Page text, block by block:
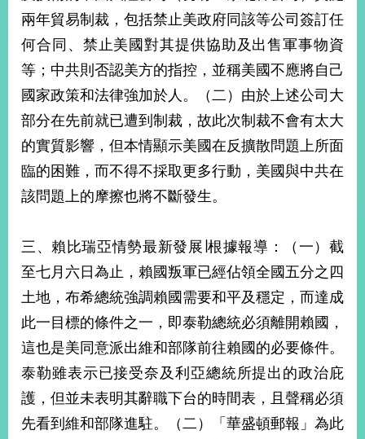
交
資
國
家
與
地
區
際
播
政
府
資
訊
公
開
兩年貿易制裁，包括禁止美政府同該等公司簽訂任
何合同、禁止美國對其提供協助及出售軍事物資
等；中共則否認美方的指控，並稱美國不應將自己
國家政策和法律強加於人。（二）由於上述公司大
部分在先前就已遭到制裁，故此次制裁不會有太大
的實質影響，但本情顯示美國在反擴散問題上所面
臨的困難，而不得不採取更多行動，美國與中共在
該問題上的摩擦也將不斷發生。
三、賴比瑞亞情勢最新發展∣根據報導：（一）截
至七月六日為止，賴國叛軍已經佔領全國五分之四
土地，布希總統強調賴國需要和平及穩定，而達成
此一目標的條件之一，即泰勒總統必須離開賴國，
這也是美同意派出維和部隊前往賴國的必要條件。
泰勒雖表示已接受奈及利亞總統所提出的政治庇
護，但並未表明其辭職下台的時間表，且聲稱必須
先看到維和部隊進駐。（二）「華盛頓郵報」為此